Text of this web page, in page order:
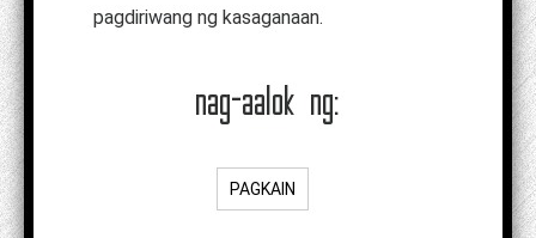
pagdiriwang ng kasaganaan.
nag-aalok ng:
PAGKAIN